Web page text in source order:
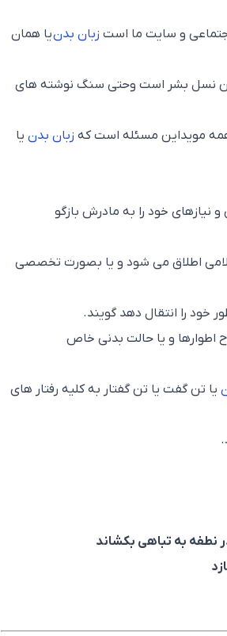
و سایت ما است زبان بدنیا همان
بین نسل بشر است وحتی سنگ نوشته های
مویداین مسئله است که زبان بدن یا
نیازهای خود را به مادرش بازگو
اطلاق می شود و یا بصورت تخصصی
خود را انتقال دهد گویند.
اطوارها و یا حالت بدنی خاص
یا تن گفت یا تن گفتار به کلیه رفتار های
نطفه به تباهی بکشاند